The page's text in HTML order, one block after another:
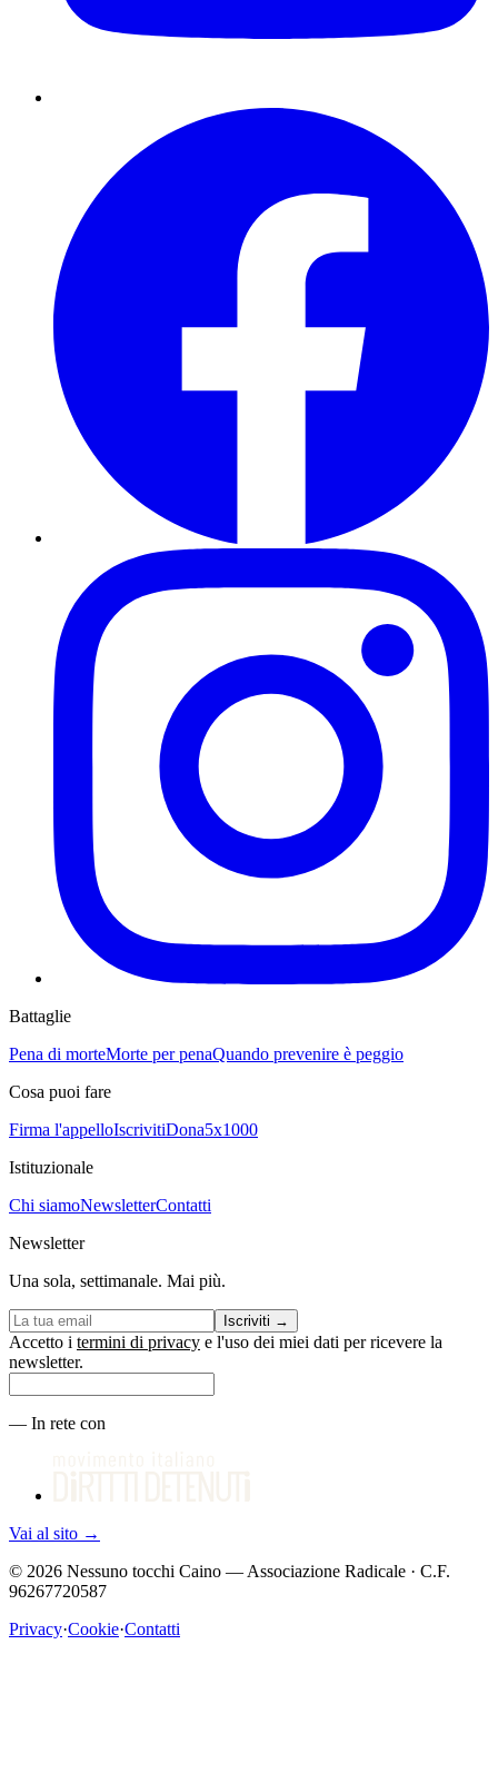
Battaglie
Pena di morteMorte per penaQuando prevenire è peggio
Cosa puoi fare
Firma l'appelloIscrivitiDona5x1000
Istituzionale
Chi siamoNewsletterContatti
Newsletter
Una sola, settimanale. Mai più.
Iscriviti →
Accetto i termini di privacy e l'uso dei miei dati per ricevere la
newsletter.
— In rete con
Vai al sito →
© 2026 Nessuno tocchi Caino — Associazione Radicale · C.F.
96267720587
Privacy·Cookie·Contatti